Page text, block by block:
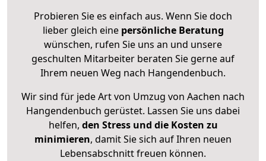
Probieren Sie es einfach aus. Wenn Sie doch
lieber gleich eine persönliche Beratung
wünschen, rufen Sie uns an und unsere
geschulten Mitarbeiter beraten Sie gerne auf
Ihrem neuen Weg nach Hangendenbuch.
Wir sind für jede Art von Umzug von Aachen nach
Hangendenbuch gerüstet. Lassen Sie uns dabei
helfen, den Stress und die Kosten zu
minimieren, damit Sie sich auf Ihren neuen
Lebensabschnitt freuen können.